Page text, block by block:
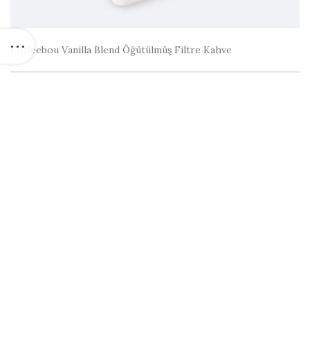
Coffeebou Vanilla Blend Öğütülmüş Filtre Kahve